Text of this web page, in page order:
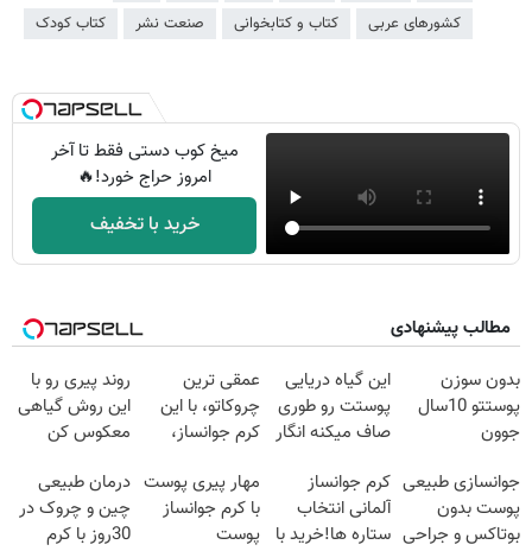
کشورهای عربی
کتاب و کتابخوانی صنعت نشر کتاب کودک
میخ کوب دستی فقط تا آخر
امروز حراج خورد!🔥
خرید با تخفیف
مطالب پیشنهادی
بدون سوزن
پوستتو 10سال
جوون
پاییزی
این گیاه دریایی
پوستت رو طوری
صاف میکنه انگار
شدی🔥
عمقی ترین
چروکاتو، با این
کرم جوانساز،
تخفیف سفارش
فوری)
روند پیری رو با
این روش گیاهی
معکوس کن
جوانسازی طبیعی
پوست بدون
بوتاکس و جراحی
کرم جوانساز
آلمانی انتخاب
ستاره ها!خرید با
مهار پیری پوست
با کرم جوانساز
پوست
درمان طبیعی
چین و چروک در
30روز با کرم